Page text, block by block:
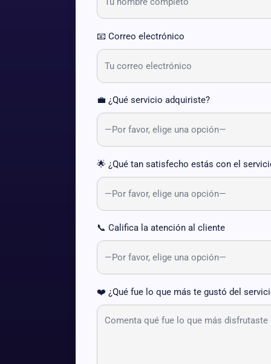
📧 Correo electrónico
💼 ¿Qué servicio adquiriste?
🌟 ¿Qué tan satisfecho estás con el
📞 Califica la atención al cliente
❤️ ¿Qué fue lo que más te gustó del